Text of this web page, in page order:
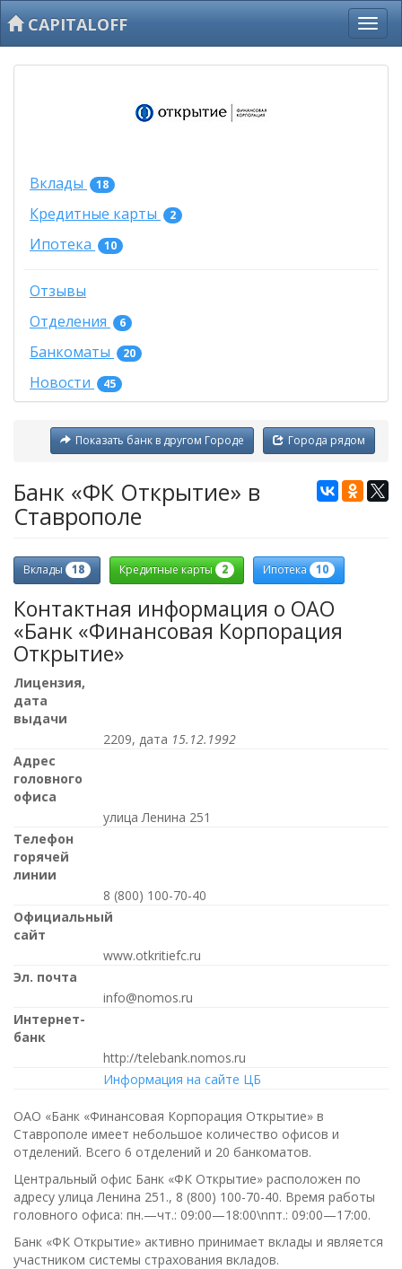
CAPITALOFF
Вклады 18
Кредитные карты 2
Ипотека 10
Отзывы
Отделения
6
Банкоматы 20
Новости 45
Города рядом
Показать банк в другом Городе
Банк «ФК Открытие» в
Ставрополе
Вклады 18 Кредитные карты 2 Ипотека 10
Контактная информация о ОАО
«Банк «Финансовая Корпорация
Открытие»
Лицензия,
дата
выдачи
2209, дата 15.12.1992
Адрес
головного
офиса
улица Ленина 251
Телефон
горячей
линии
8 (800) 100-70-40
Официальный
сайт
www.otkritiefc.ru
Эл. почта
info@nomos.ru
Интернет-
банк
http://telebank.nomos.ru
Информация на сайте ЦБ
ОАО «Банк «Финансовая Корпорация Открытие» в
Ставрополе имеет небольшое количество офисов и
отделений. Всего 6 отделений и 20 банкоматов.
Центральный офис Банк «ФК Открытие» расположен по
адресу улица Ленина 251., 8 (800) 100-70-40. Время работы
головного офиса: пн.—чт.: 09:00—18:00\nпт.: 09:00—17:00.
Банк «ФК Открытие» активно принимает вклады и является
участником системы страхования вкладов.